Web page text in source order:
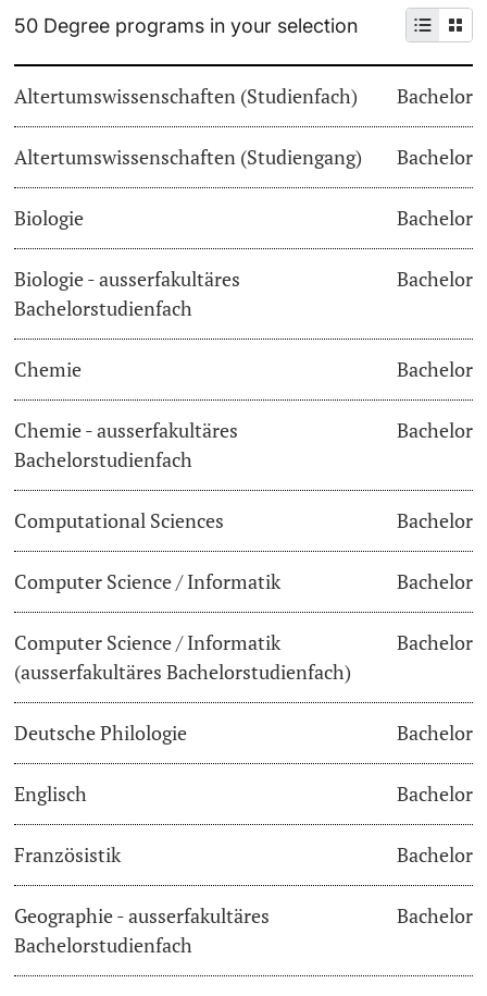
PhD Candidates
Donors & Alumni
Further information
Lecturers
Informations, Events & Get a Taste
Student Advice Center
Academic Advice
In My Studies
Course Directory
Course Registration
Dates
Documents & Verification
Welcome to the University of Basel
Mobility
Course Auditors
Student Life
Campus Stories
Advice & Support
Continuing Education
University
50 Degree programs in your selection
Altertumswissenschaften (Studienfach) Bachelor
Altertumswissenschaften (Studiengang) Bachelor
Biologie Bachelor
Biologie - ausserfakultäres
Bachelorstudienfach
Bachelor
Chemie Bachelor
Chemie - ausserfakultäres
Bachelorstudienfach
Bachelor
Computational Sciences Bachelor
Computer Science / Informatik Bachelor
Computer Science / Informatik
(ausserfakultäres Bachelorstudienfach)
Bachelor
Deutsche Philologie Bachelor
Englisch Bachelor
Französistik Bachelor
Geographie - ausserfakultäres
Bachelorstudienfach
Bachelor